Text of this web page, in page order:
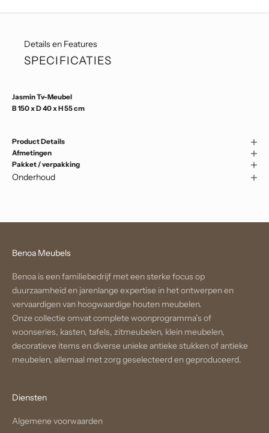
Details en Features
SPECIFICATIES
Jasmin Tv-Meubel
B 150 x D 40 x H 55 cm
Product Details
Afmetingen
Pakket / verpakking
Onderhoud
Benoa Meubels
Benoa is een familiebedrijf met een sterke focus op
duurzaamheid en jarenlange expertise in het ontwerpen en
vervaardigen van hoogwaardige houten meubelen.
Onze collectie omvat complete woonprogramma’s of
woonseries, kasten, tafels, zitmeubelen, klein meubelen,
decoratieve items en diverse unieke antieke stukken of antieke
meubelen, allemaal met zorg geselecteerd en geproduceerd.
Diensten
Algemene voorwaarden